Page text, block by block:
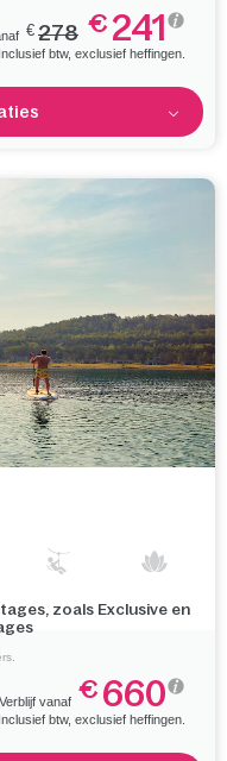
€ 278 € 241
Inclusief btw, exclusief heffingen.
meer en ontdek de
Verblijf vanaf € 660
Inclusief btw, exclusief heffingen.